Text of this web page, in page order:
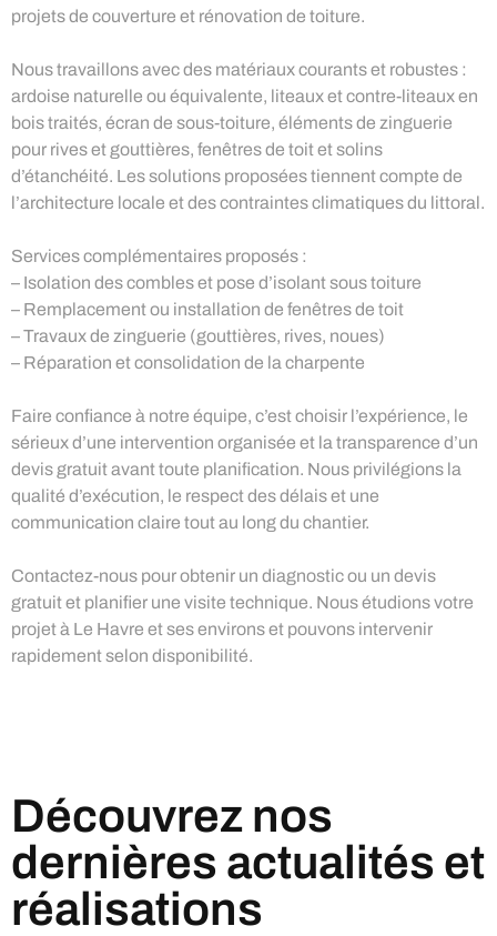
projets de couverture et rénovation de toiture.
Nous travaillons avec des matériaux courants et robustes :
ardoise naturelle ou équivalente, liteaux et contre-liteaux en
bois traités, écran de sous-toiture, éléments de zinguerie
pour rives et gouttières, fenêtres de toit et solins
d’étanchéité. Les solutions proposées tiennent compte de
l’architecture locale et des contraintes climatiques du littoral.
Services complémentaires proposés :
– Isolation des combles et pose d’isolant sous toiture
– Remplacement ou installation de fenêtres de toit
– Travaux de zinguerie (gouttières, rives, noues)
– Réparation et consolidation de la charpente
Faire confiance à notre équipe, c’est choisir l’expérience, le
sérieux d’une intervention organisée et la transparence d’un
devis gratuit avant toute planification. Nous privilégions la
qualité d’exécution, le respect des délais et une
communication claire tout au long du chantier.
Contactez-nous pour obtenir un diagnostic ou un devis
gratuit et planifier une visite technique. Nous étudions votre
projet à Le Havre et ses environs et pouvons intervenir
rapidement selon disponibilité.
Découvrez nos
dernières actualités et
réalisations